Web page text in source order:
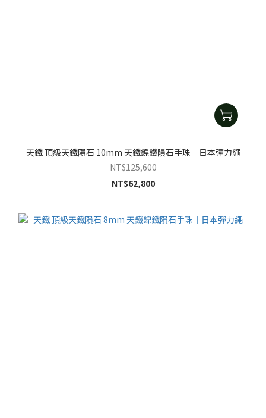
天鐵 頂級天鐵隕石 10mm 天鐵鎳鐵隕石手珠｜日本彈力繩
NT$125,600
NT$62,800